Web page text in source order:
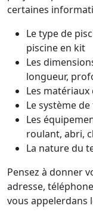
certaines
Le type de
piscine en kit
Les
longueur,
Les
Le système
Les
roulant, abri,
La nature du
Pensez à donner
adresse,
vous appelerdans